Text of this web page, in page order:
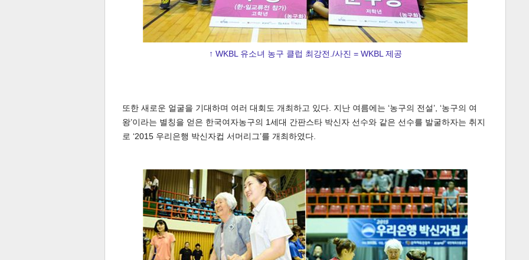
↑ WKBL 유소녀 농구 클럽 최강전./사진 = WKBL 제공
또한 새로운 얼굴을 기대하며 여러 대회도 개최하고 있다. 지난 여름에는 ‘농구의 전설’, ‘농구의 여
왕’이라는 별칭을 얻은 한국여자농구의 1세대 간판스타 박신자 선수와 같은 선수를 발굴하자는 취지
로 ‘2015 우리은행 박신자컵 서머리그’를 개최하였다.